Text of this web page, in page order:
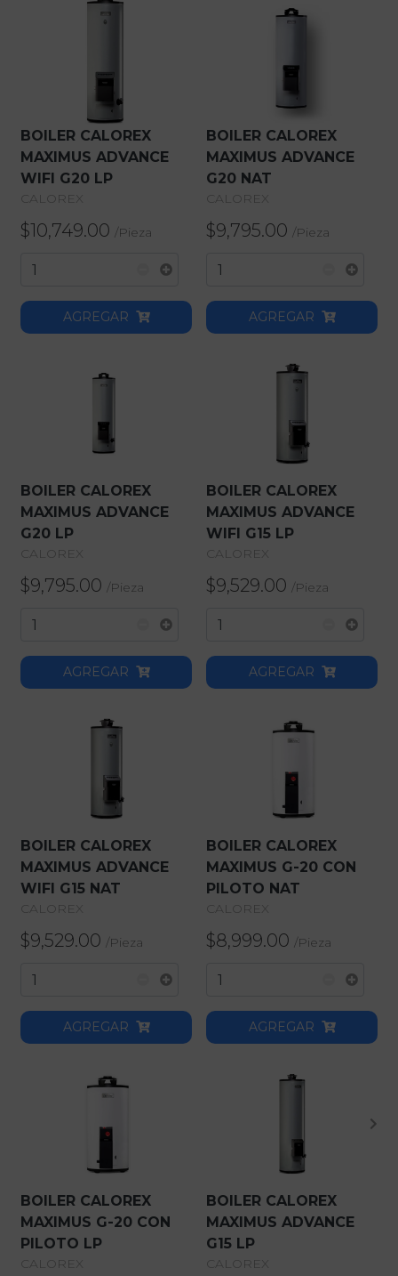
BOILER CALOREX
MAXIMUS ADVANCE
WIFI G20 LP
CALOREX
$10,749.00 /Pieza
AGREGAR
BOILER CALOREX
MAXIMUS ADVANCE
G20 NAT
CALOREX
$9,795.00 /Pieza
AGREGAR
BOILER CALOREX
MAXIMUS ADVANCE
G20 LP
CALOREX
$9,795.00 /Pieza
AGREGAR
BOILER CALOREX
MAXIMUS ADVANCE
WIFI G15 LP
CALOREX
$9,529.00 /Pieza
AGREGAR
BOILER CALOREX
MAXIMUS ADVANCE
WIFI G15 NAT
CALOREX
$9,529.00 /Pieza
AGREGAR
BOILER CALOREX
MAXIMUS G-20 CON
PILOTO NAT
CALOREX
$8,999.00 /Pieza
AGREGAR
BOILER CALOREX
MAXIMUS G-20 CON
PILOTO LP
CALOREX
BOILER CALOREX
MAXIMUS ADVANCE
G15 LP
CALOREX